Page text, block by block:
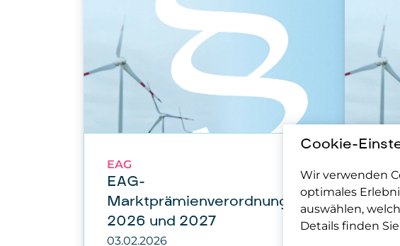
EAG
EAG-
Marktprämienverordnung für
2026 und 2027
03.02.2026
Cookie-
Wir verwenden
optimales
auswählen,
Details finden